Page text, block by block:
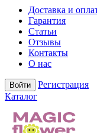
Доставка и
Гарантия
Статьи
Отзывы
Контакты
О нас
Войти
Регистрация
Каталог